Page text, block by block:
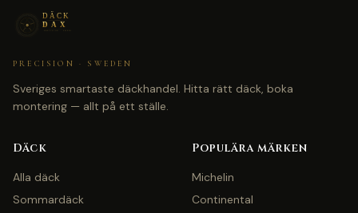
PRECISION · SWEDEN
Sveriges smartaste däckhandel. Hitta rätt däck, boka
montering — allt på ett ställe.
Däck
Alla däck
Sommardäck
Populära märken
Michelin
Continental